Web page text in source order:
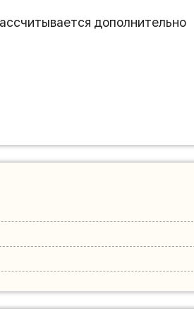
дополнительно